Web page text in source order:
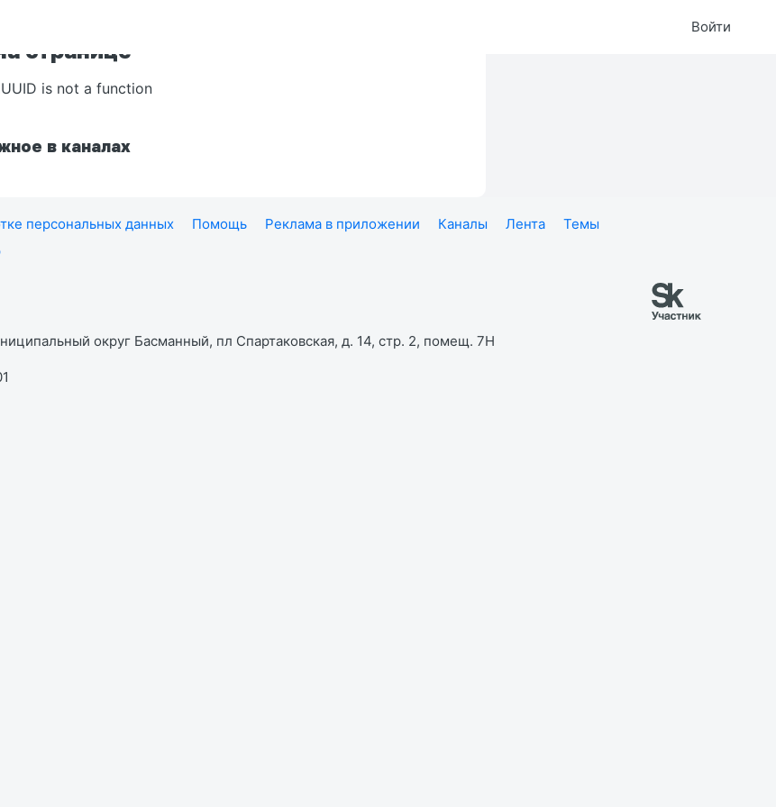
Войти
странице
is not a function
в каналах
персональных данных Помощь Реклама в приложении Каналы Лента
Темы
округ Басманный, пл Спартаковская, д. 14, стр. 2, помещ. 7Н